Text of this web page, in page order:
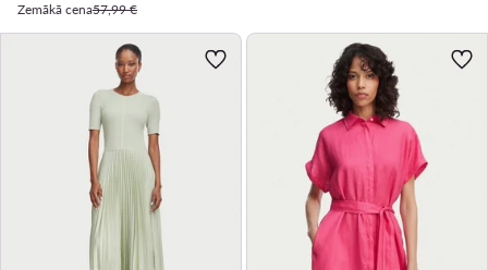
Zemākā cena57,99 €